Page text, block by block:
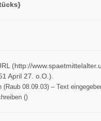
(http://
April 27. o.O.).
(Raub 08.09.03) – Text
()